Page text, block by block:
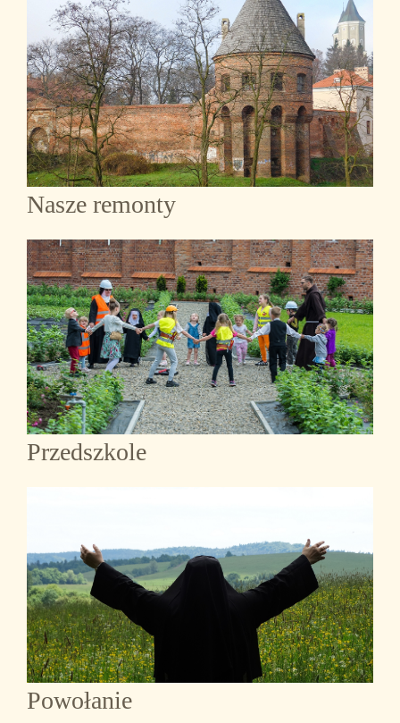
Nasze remonty
Przedszkole
Powołanie